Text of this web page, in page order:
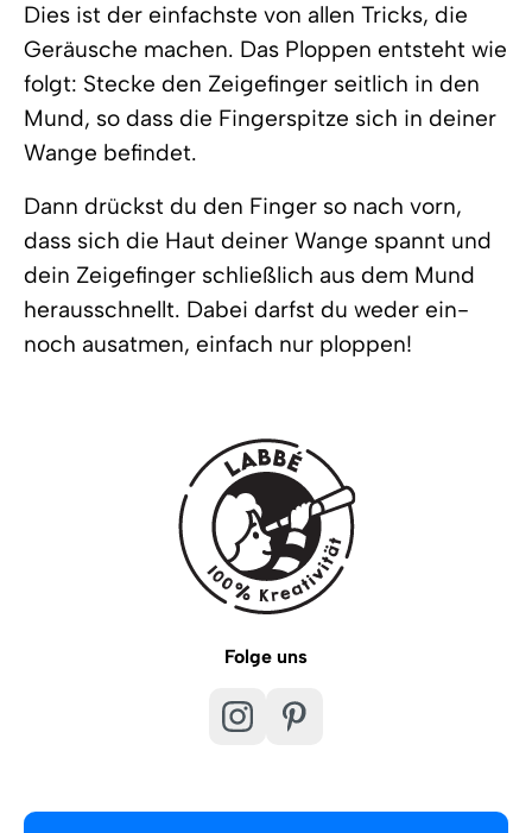
Dies ist der einfachste von allen Tricks, die
Geräusche machen. Das Ploppen entsteht wie
folgt: Stecke den Zeigefinger seitlich in den
Mund, so dass die Fingerspitze sich in deiner
Wange befindet.
Dann drückst du den Finger so nach vorn,
dass sich die Haut deiner Wange spannt und
dein Zeigefinger schließlich aus dem Mund
herausschnellt. Dabei darfst du weder ein-
noch ausatmen, einfach nur ploppen!
Folge uns